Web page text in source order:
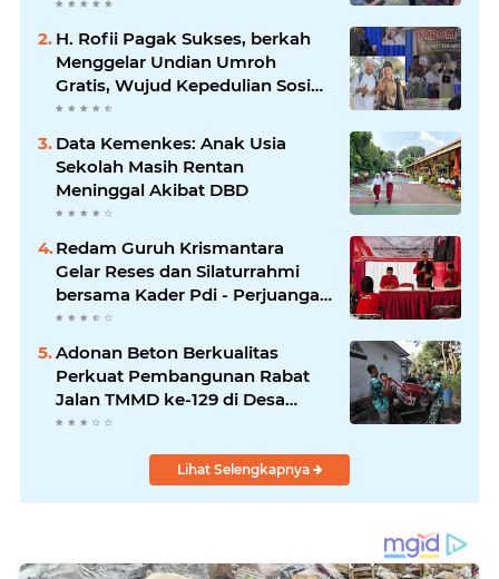
H. Rofii Pagak Sukses, berkah
Menggelar Undian Umroh
Gratis, Wujud Kepedulian Sosial
berbagi.
Data Kemenkes: Anak Usia
Sekolah Masih Rentan
Meninggal Akibat DBD
Redam Guruh Krismantara
Gelar Reses dan Silaturrahmi
bersama Kader Pdi - Perjuangan
Se -Kecamatan Lawang.
Adonan Beton Berkualitas
Perkuat Pembangunan Rabat
Jalan TMMD ke-129 di Desa
Ledoktempuro
Lihat Selengkapnya